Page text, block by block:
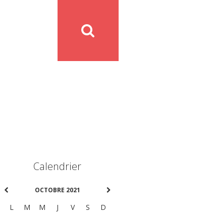
Calendrier
OCTOBRE 2021
L M M J V S
D